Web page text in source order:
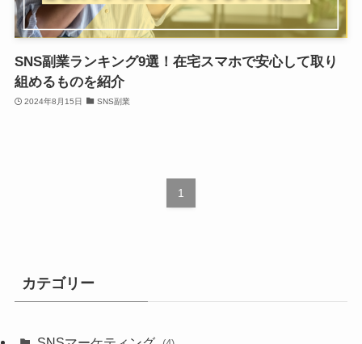
SNS副業ランキング9選！在宅スマホで安心して取り
組めるものを紹介
2024年8月15日 SNS副業
1
カテゴリー